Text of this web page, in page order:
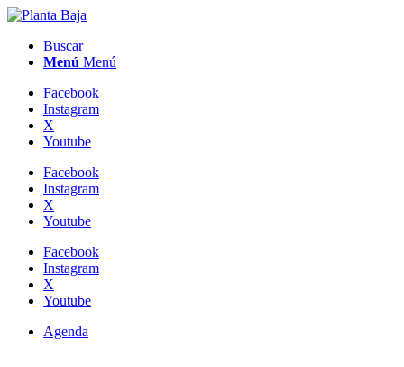
Buscar
Menú Menú
Facebook
Instagram
X
Youtube
Facebook
Instagram
X
Youtube
Facebook
Instagram
X
Youtube
Agenda